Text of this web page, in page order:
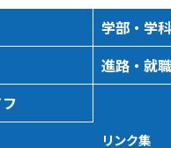
学部・学
進路・就職
リンク集